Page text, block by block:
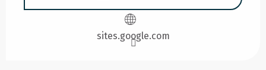
sites.google.com